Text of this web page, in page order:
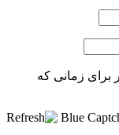
برای زمانی که